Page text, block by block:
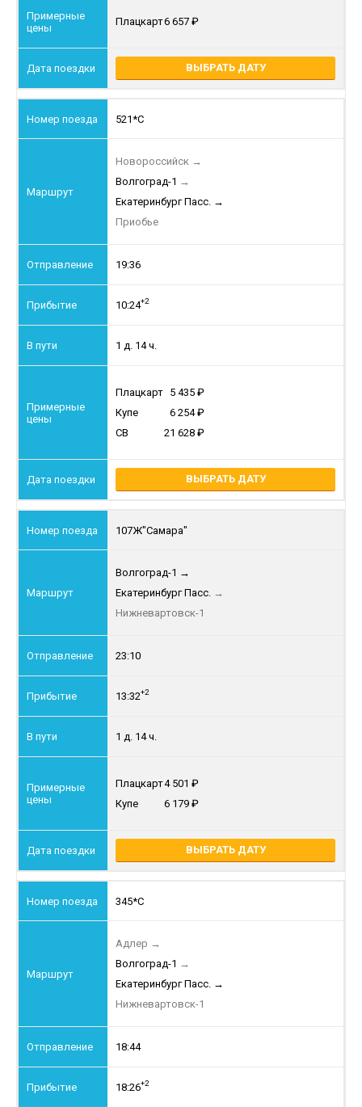
Плацкарт6 657
ВЫБРАТЬ ДАТУ
521*С
Новороссийск →
Волгоград-1 →
Екатеринбург Пасс. →
Приобье
19:36
10:24+2
1 д. 14 ч.
Плацкарт 5 435
Купе
6 254
СВ
21 628
ВЫБРАТЬ ДАТУ
107Ж"Самара"
Волгоград-1 →
Екатеринбург Пасс. →
Нижневартовск-1
23:10
13:32+2
1 д. 14 ч.
Плацкарт4 501
Купе
6 179
ВЫБРАТЬ ДАТУ
345*С
Адлер →
Волгоград-1 →
Екатеринбург Пасс. →
Нижневартовск-1
18:44
18:26+2